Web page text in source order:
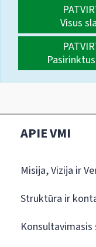
Visus
APIE VMI
Misija, Vizija ir
Struktūra ir
Konsultavimasis